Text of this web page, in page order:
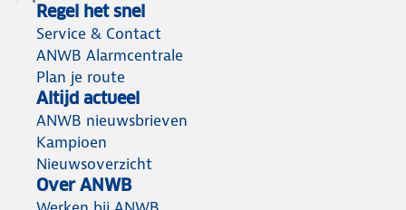
Regel het snel
Service & Contact
ANWB Alarmcentrale
Plan je route
Altijd actueel
ANWB nieuwsbrieven
Kampioen
Nieuwsoverzicht
Over ANWB